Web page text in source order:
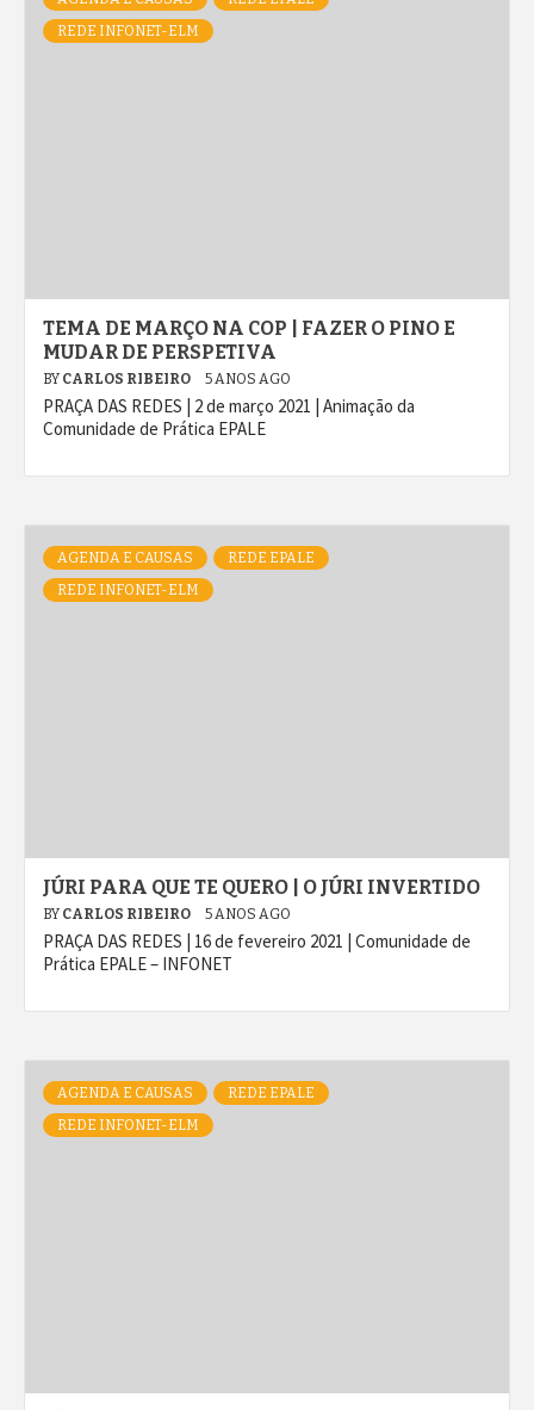
REDE INFONET-ELM
TEMA DE MARÇO NA COP | FAZER O PINO E
MUDAR DE PERSPETIVA
BY CARLOS RIBEIRO 5 ANOS AGO
PRAÇA DAS REDES | 2 de março 2021 | Animação da
Comunidade de Prática EPALE
AGENDA E CAUSAS
REDE EPALE
REDE INFONET-ELM
JÚRI PARA QUE TE QUERO | O JÚRI INVERTIDO
BY CARLOS RIBEIRO 5 ANOS AGO
PRAÇA DAS REDES | 16 de fevereiro 2021 | Comunidade de
Prática EPALE – INFONET
AGENDA E CAUSAS
REDE EPALE
REDE INFONET-ELM